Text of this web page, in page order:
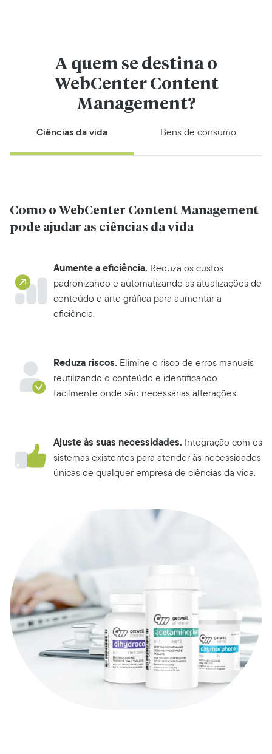
A quem se destina o
WebCenter Content
Management?
Ciências da vida Bens de consumo
Como o WebCenter Content Management
pode ajudar as ciências da vida
Aumente a eficiência. Reduza os custos
padronizando e automatizando as atualizações de
conteúdo e arte gráfica para aumentar a
eficiência.
Reduza riscos. Elimine o risco de erros manuais
reutilizando o conteúdo e identificando
facilmente onde são necessárias alterações.
Ajuste às suas necessidades. Integração com os
sistemas existentes para atender às necessidades
únicas de qualquer empresa de ciências da vida.